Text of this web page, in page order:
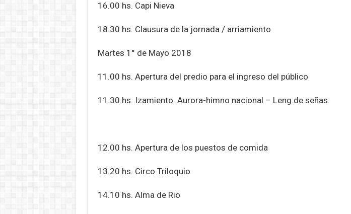
16.00 hs. Capi Nieva
18.30 hs. Clausura de la jornada / arriamiento
Martes 1° de Mayo 2018
11.00 hs. Apertura del predio para el ingreso del público
11.30 hs. Izamiento. Aurora-himno nacional – Leng.de señas.
12.00 hs. Apertura de los puestos de comida
13.20 hs. Circo Triloquio
14.10 hs. Alma de Rio